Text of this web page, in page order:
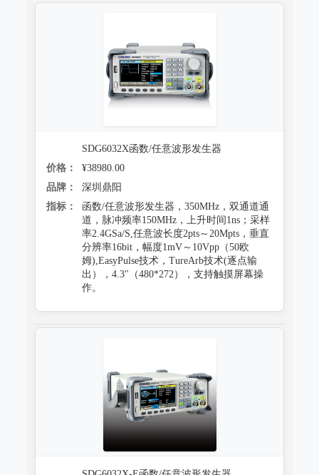
SDG6032X函数/任意波形发生器
价格：
¥38980.00
品牌：
深圳鼎阳
指标：
函数/任意波形发生器，350MHz，双通道通
道，脉冲频率150MHz，上升时间1ns；采样
率2.4GSa/S,任意波长度2pts～20Mpts，垂直
分辨率16bit，幅度1mV～10Vpp（50欧
姆),EasyPulse技术，TureArb技术(逐点输
出），4.3"（480*272），支持触摸屏幕操
作。